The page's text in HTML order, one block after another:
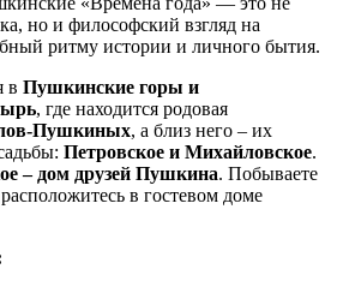
но и философский взгляд на
ритму истории и личного бытия.
в Пушкинские горы и
, где находится родовая
Пушкиных, а близ него – их
Петровское и Михайловское.
– дом друзей Пушкина. Побываете
расположитесь в гостевом доме